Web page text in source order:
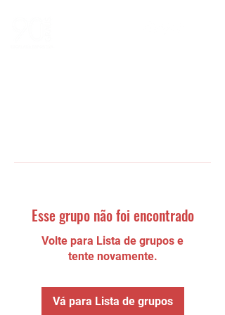
Esse grupo não foi encontrado
Volte para Lista de grupos e
tente novamente.
Vá para Lista de grupos